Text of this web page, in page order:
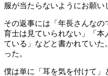
服が当たらないようにお願い
その返事には「年長さんな
育士は見ていられない」「本
ている」などと書かれてい
った。
僕は単に「耳を気を付けて